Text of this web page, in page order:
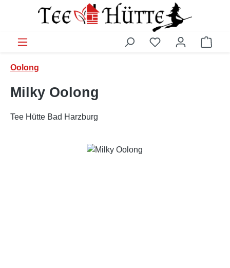
Zum Hauptinhalt springen
Oolong
Milky Oolong
Tee Hütte Bad Harzburg
Bildergalerie überspringen